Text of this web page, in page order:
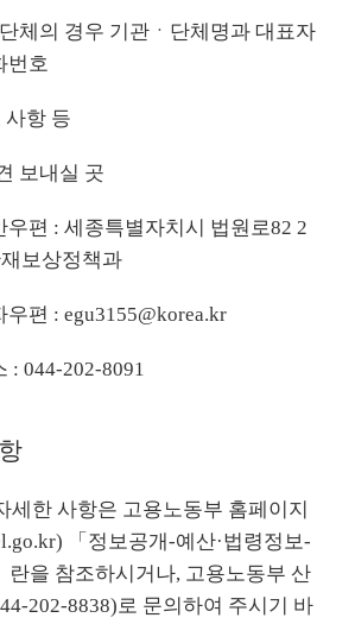
체의 경우 기관ㆍ단체명과 대표자
번호
사항 등
보내실 곳
우편 : 세종특별자치시 법원로82 2
보상정책과
우편 : egu3155@korea.kr
: 044-202-8091
세한 사항은 고용노동부 홈페이지
) 「정보공개-예산·법령정보-
란을 참조하시거나, 고용노동부 산
202-8838)로 문의하여 주시기 바